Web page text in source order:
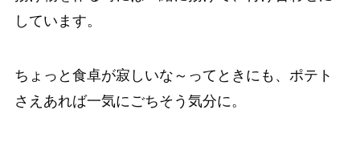
しています。
ちょっと食卓が寂しいな～ってときにも、ポテト
さえあれば一気にごちそう気分に。